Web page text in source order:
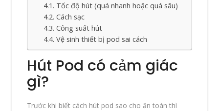
Tốc độ hút (quá nhanh hoặc quá sâu)
Cách sạc
Công suất hút
Vệ sinh thiết bị pod sai cách
Hút Pod có cảm giác
gì?
Trước khi biết cách hút pod sao cho ăn toàn thì